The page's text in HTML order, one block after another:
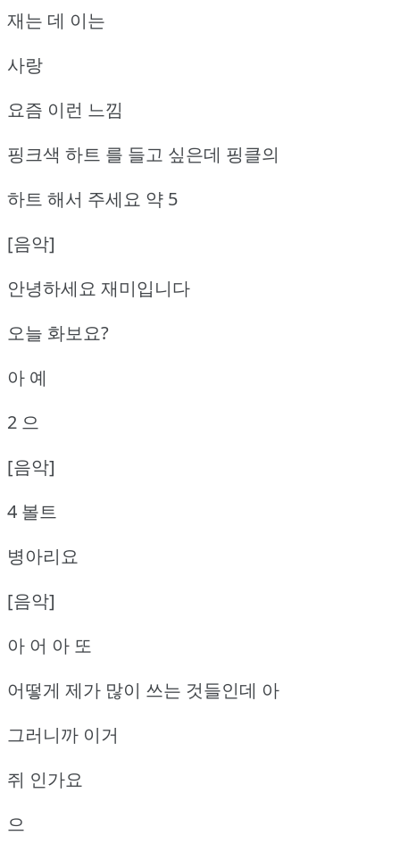
재는 데 이는
사랑
요즘 이런 느낌
핑크색 하트 를 들고 싶은데 핑클의
하트 해서 주세요 약 5
[음악]
안녕하세요 재미입니다
오늘 화보요?
아 예
2 으
[음악]
4 볼트
병아리요
[음악]
아 어 아 또
어떻게 제가 많이 쓰는 것들인데 아
그러니까 이거
쥐 인가요
으